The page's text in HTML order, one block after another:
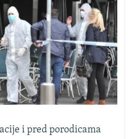
i pred porodicama